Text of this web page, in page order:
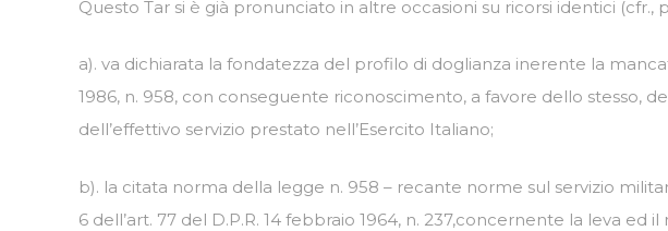
Questo Tar si è già pronunciato in altre occasioni su ricorsi identici
a). va dichiarata la fondatezza del profilo di doglianza inerente la
1986, n. 958, con conseguente riconoscimento, a favore dello stesso,
dell’effettivo servizio prestato nell’Esercito Italiano;
b). la citata norma della legge n. 958 – recante norme sul servizio
6 dell’art. 77 del D.P.R. 14 febbraio 1964, n. 237,concernente la leva